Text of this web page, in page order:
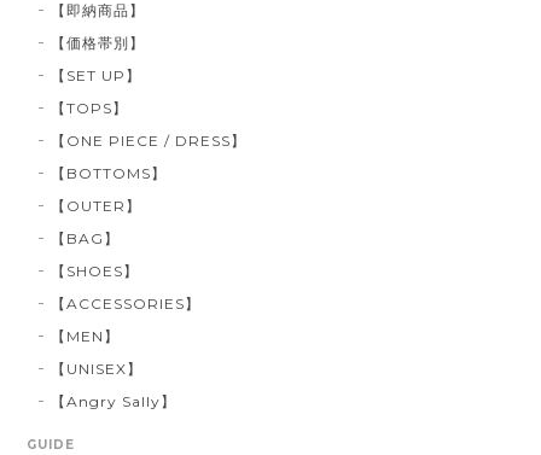
【即納商品】
【価格帯別】
【SET UP】
【TOPS】
【ONE PIECE / DRESS】
【BOTTOMS】
【OUTER】
【BAG】
【SHOES】
【ACCESSORIES】
【MEN】
【UNISEX】
【Angry Sally】
GUIDE